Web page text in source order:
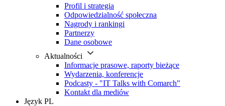
Profil i strategia
Odpowiedzialność społeczna
Nagrody i rankingi
Partnerzy
Dane osobowe
Aktualności
Informacje prasowe, raporty bieżące
Wydarzenia, konferencje
Podcasty - "IT Talks with Comarch"
Kontakt dla mediów
Język PL